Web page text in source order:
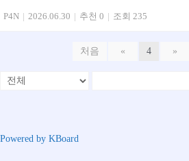
P4N | 2026.06.30 | 추천 0 | 조회 235
처음 « 4 »
Powered by KBoard